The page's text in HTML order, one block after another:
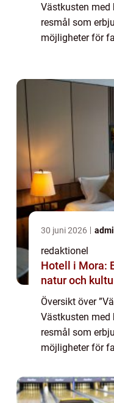
Västkusten
resmål som
möjligheter för
30 juni 2026
redaktionel
Hotell i Mora:
natur och
Översikt över
Västkusten
resmål som
möjligheter för
utbud av